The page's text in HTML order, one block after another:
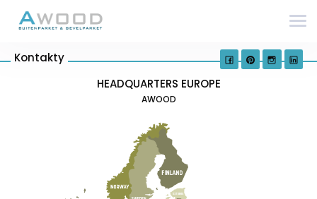
Kontakty
HEADQUARTERS EUROPE
AWOOD